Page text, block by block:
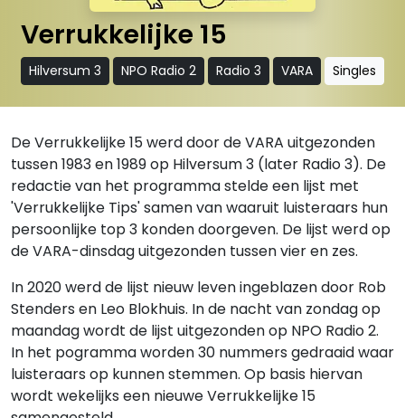
Verrukkelijke 15
Hilversum 3 NPO Radio 2 Radio 3 VARA Singles
De Verrukkelijke 15 werd door de VARA uitgezonden
tussen 1983 en 1989 op Hilversum 3 (later Radio 3). De
redactie van het programma stelde een lijst met
'Verrukkelijke Tips' samen van waaruit luisteraars hun
persoonlijke top 3 konden doorgeven. De lijst werd op
de VARA-dinsdag uitgezonden tussen vier en zes.
In 2020 werd de lijst nieuw leven ingeblazen door Rob
Stenders en Leo Blokhuis. In de nacht van zondag op
maandag wordt de lijst uitgezonden op NPO Radio 2.
In het pogramma worden 30 nummers gedraaid waar
luisteraars op kunnen stemmen. Op basis hiervan
wordt wekelijks een nieuwe Verrukkelijke 15